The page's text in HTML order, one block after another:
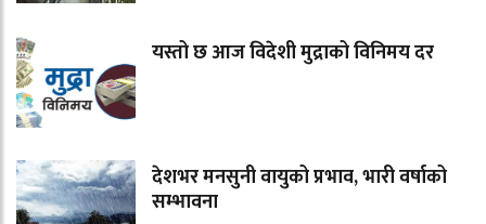
यस्तो छ आज विदेशी मुद्राको विनिमय दर
देशभर मनसुनी वायुको प्रभाव, भारी वर्षाको
सम्भावना